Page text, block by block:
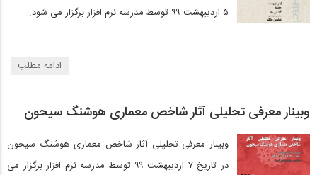
۵ اردیبهشت ۹۹ توسط مدرسه نرم افزار برگزار می شود.
ادامه مطلب
وبینار معرفی تحلیلی آثار شاخص معماری هوشنگ سیحون
وبینار معرفی تحلیلی آثار شاخص معماری هوشنگ سیحون
در تاریخ ۷ اردیبهشت ۹۹ توسط مدرسه نرم افزار برگزار می